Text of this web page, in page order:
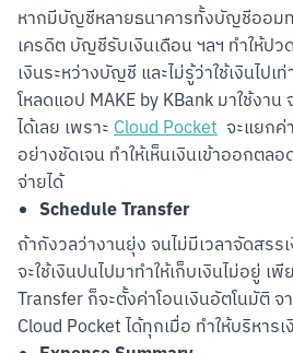
หากมีบัญชีหลายธนาคารทั้งบัญชีออ
เครดิต บัญชีรับเงินเดือน ฯลฯ ทำให้ปว
เงินระหว่างบัญชี และไม่รู้ว่าใช้เงินไปเ
โหลดแอป MAKE by KBank มาใช้งา
ได้เลย เพราะ Cloud Pocket
จะแยก
อย่างชัดเจน ทำให้เห็นเงินเข้าออกตล
จ่ายได้
Schedule Transfer
ถ้ากังวลว่างานยุ่ง จนไม่มีเวลาจัดสรร
จะใช้เงินปนไปมาทำให้เก็บเงินไม่อยู่ เ
Transfer ก็จะตั้งค่าโอนเงินอัตโนมัติ จ
Cloud Pocket ได้ทุกเมื่อ ทำให้บริหาร